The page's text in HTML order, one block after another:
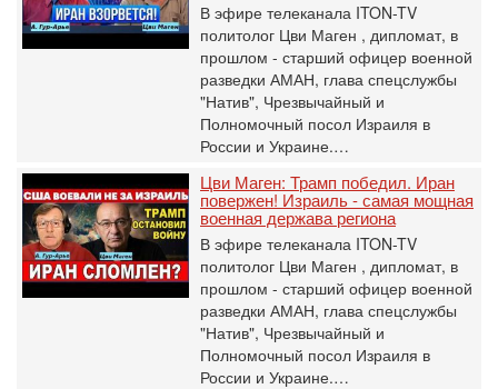
В эфире телеканала ITON-TV
политолог Цви Маген , дипломат, в
прошлом - старший офицер военной
разведки АМАН, глава спецслужбы
"Натив", ‎Чрезвычайный и
Полномочный посол Израиля в
России и Украине.…
Цви Маген: Трамп победил. Иран
повержен! Израиль - самая мощная
военная держава региона
В эфире телеканала ITON-TV
политолог Цви Маген , дипломат, в
прошлом - старший офицер военной
разведки АМАН, глава спецслужбы
"Натив", ‎Чрезвычайный и
Полномочный посол Израиля в
России и Украине.…